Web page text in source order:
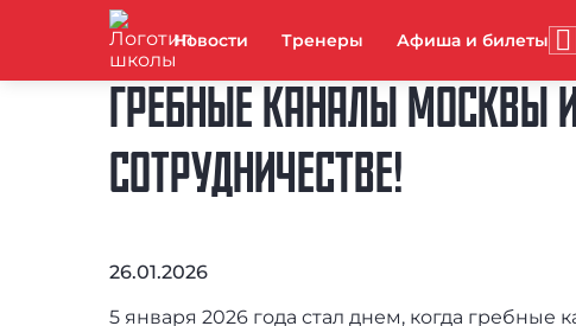
Новости Тренеры Афиша и билеты
ГРЕБНЫЕ КАНАЛЫ МОСКВЫ
СОТРУДНИЧЕСТВЕ!
26.01.2026
5 января 2026 года стал днем, когда